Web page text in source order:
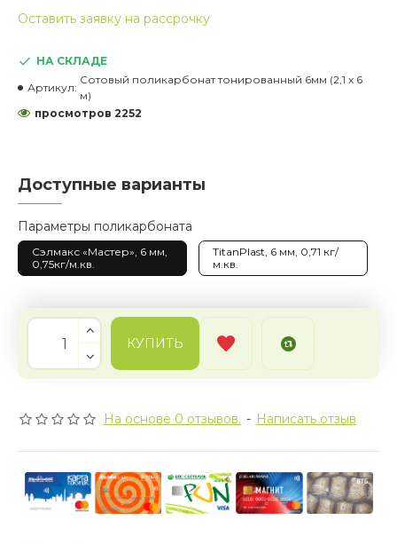
НА СКЛАДЕ
Артикул:
Сотовый поликарбонат тонированный 6мм (2,1 x 6
м)
просмотров 2252
На основе 0 отзывов. - Написать отзыв
Оставить заявку на рассрочку
Доступные варианты
Параметры поликарбоната
Сэлмакс «Мастер», 6 мм,
0,75кг/м.кв.
TitanPlast, 6 мм, 0,71 кг/
м.кв.
КУПИТЬ